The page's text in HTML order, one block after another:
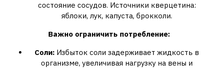
состояние сосудов. Источники кверцетина:
яблоки, лук, капуста, брокколи.
Важно ограничить потребление:
Соли: Избыток соли задерживает жидкость в
организме, увеличивая нагрузку на вены и